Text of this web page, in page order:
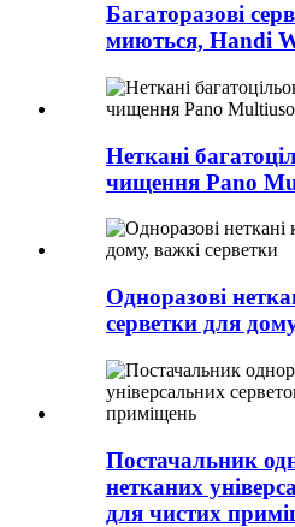
Багаторазові
миються, Handi
Неткані
чищення Pano
Одноразові
серветки для
Постачальник
нетканих
для чистих